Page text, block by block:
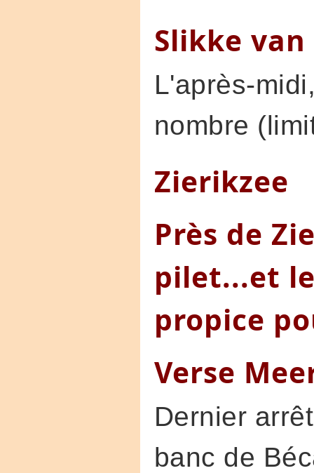
Slikke
L'après-
nombre
Zierikzee
Près de
pilet...et
propice
Verse
Dernier
banc de